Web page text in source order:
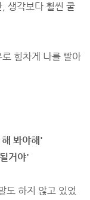
생각보다 훨씬 쿨
힘차게 나를 빨아
봐야해'
거야'
도 하지 않고 있었